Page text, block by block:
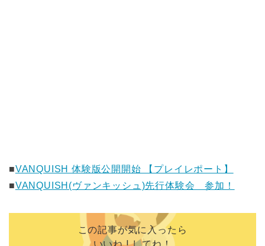
■VANQUISH 体験版公開開始 【プレイレポート】
■VANQUISH(ヴァンキッシュ)先行体験会 参加！
この記事が気に入ったら
いいね ! してね！